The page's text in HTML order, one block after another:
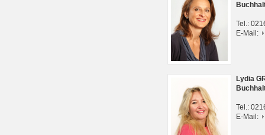
Tel.:
E-Mail:
Lydia
Tel.:
E-Mail: